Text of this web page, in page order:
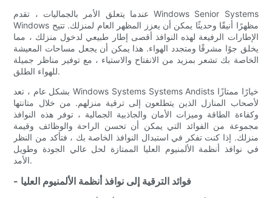
عندما يتعلق الأمر بالجماليات ، تقدم Windows Senior Systems
Windows مظهرًا أنيقًا وحديثًا يمكن أن يعزز المظهر العام لمنزلك. تتيح
الإطارات الرفيعة لهذه النوافذ أقصى إطار طبيعي لدخول منزلك ، مما
يخلق جوًا مشرقًا ومتجدد الهواء. هذا يمكن أن يجعل مساحات المعيشة
الخاصة بك تشعر بمزيد من الانفتاح والاستياء ، مع توفير مناظر جميلة
للهواء الطلق.
بشكل عام ، تعد Windows Systems Systems Andists خيارًا ممتازًا
لأصحاب المنازل الذين يتطلعون إلى ترقية منزلهم. من خلال متانتها
وكفاءة الطاقة وميزات الأمان والجاذبية الجمالية ، توفر هذه النوافذ
مجموعة من الفوائد التي يمكن أن تحسن الراحة والوظائف وقيمة
منزلك. إذا كنت تفكر في استبدال النوافذ الخاصة بك ، فتأكد من النظر
في نوافذ أنظمة الألمنيوم العليا الممتازة لحل عالي الجودة وطويل
الأمد.
- فوائد الترقية إلى نوافذ أنظمة الألمنيوم العليا